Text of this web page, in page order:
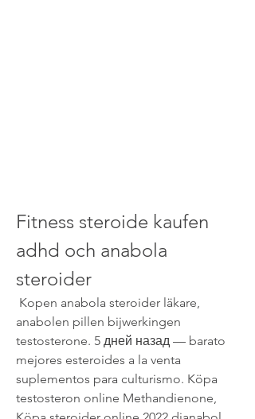
Fitness steroide kaufen
adhd och anabola
steroider
anabolen pillen bijwerkingen
testosterone. 5 дней назад — barato
mejores esteroides a la venta
suplementos para culturismo. Köpa
testosteron online Methandienone,